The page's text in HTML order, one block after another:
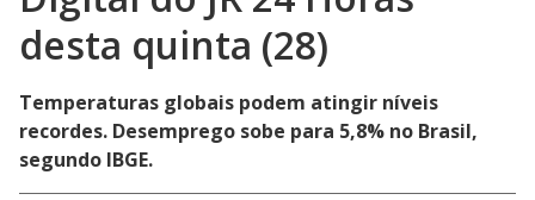
desta quinta (28)
Temperaturas globais podem atingir níveis
recordes. Desemprego sobe para 5,8% no Brasil,
segundo IBGE.